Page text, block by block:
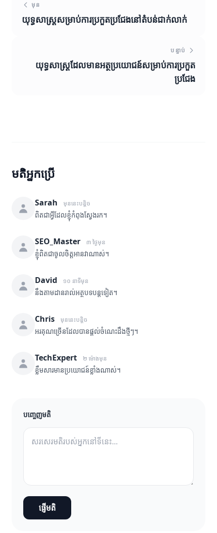
មុន
យុទ្ធសាស្ត្រសម្រាប់ការប្រកួតប្រជែងនៅតំបន់ជាក់លាក់
បន្ទាប់
យុទ្ធសាស្ត្រដែលមានអត្ថប្រយោជន៍សម្រាប់ការប្រកួត
ប្រជែង
មតិអ្នកប្រើ
Sarah មុននេះបន្តិច
ពិតជាអ្វីដែលខ្ញុំកំពុងស្វែងរក។
SEO_Master ៣ ថ្ងៃមុន
ខ្ញុំពិតជាចូលចិត្តអានវាណាស់។
David ១០ នាទីមុន
នឹងតាមដានរាល់អត្ថបទបន្តទៀត។
Chris មុននេះបន្តិច
អរគុណច្រើនដែលបានផ្តល់ចំណេះដឹងថ្មីៗ។
TechExpert ២ ម៉ោងមុន
ខ្លឹមសារមានប្រយោជន៍ខ្លាំងណាស់។
បញ្ចេញមតិ
ផ្ញើមតិ